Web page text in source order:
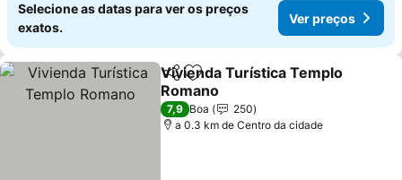
Selecione as datas para ver os preços
exatos.
Ver preços
PartilharAdicionar aos favoritos
Vivienda Turística Templo
Romano
Ver preços
7,9 Boa
250
a 0.3 km de Centro da cidade